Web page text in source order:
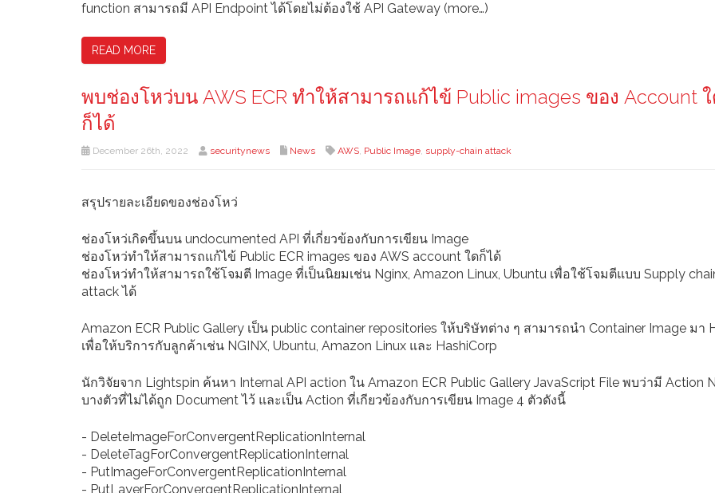
function สามารถมี API Endpoint ได้โดยไม่ต้องใช้ API Gateway (more…)
READ MORE
พบช่องโหว่บน AWS ECR ทำให้สามารถแก้ไข้ Public images ของ Account
ก็ได้
December 26th, 2022 securitynews News AWS, Public Image, supply-chain attack
สรุปรายละเอียดของช่องโหว่
ช่องโหว่เกิดขึ้นบน undocumented API ที่เกี่ยวข้องกับการเขียน Image
ช่องโหว่ทำให้สามารถแก้ไข้ Public ECR images ของ AWS account ใดก็ได้
ช่องโหว่ทำให้สามารถใช้โจมตี Image ที่เป็นนิยมเช่น Nginx, Amazon Linux, Ubuntu เพื่อใช้โจมตีแบบ Supply
attack ได้
Amazon ECR Public Gallery เป็น public container repositories ให้บริษัทต่าง ๆ สามารถนำ Container Image มา
เพื่อให้บริการกับลูกค้าเช่น NGINX, Ubuntu, Amazon Linux และ HashiCorp
นักวิจัยจาก Lightspin ค้นหา Internal API action ใน Amazon ECR Public Gallery JavaScript File พบว่ามี Action
บางตัวที่ไม่ได้ถูก Document ไว้ และเป็น Action ที่เกียวข้องกับการเขียน Image 4 ตัวดังนี้
- DeleteImageForConvergentReplicationInternal
- DeleteTagForConvergentReplicationInternal
- PutImageForConvergentReplicationInternal
- PutLayerForConvergentReplicationInternal